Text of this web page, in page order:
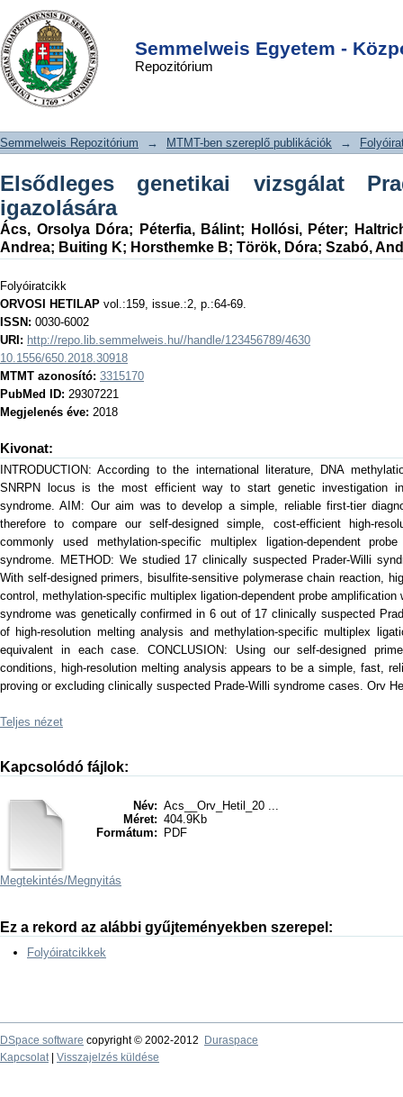
Semmelweis Egyetem -
Repozitórium
Elsődleges genetikai vizsgálat Prader–
Willi-szindróma igazolására
DSpace/Manakin Repository
Semmelweis Repozitórium → MTMT-ben szereplő publikációk →
Elsődleges genetikai vizsgálat
igazolására
Ács, Orsolya Dóra; Péterfia, Bálint; Hollósi, Péter;
Andrea; Buiting K; Horsthemke B; Török, Dóra; Szabó,
Folyóiratcikk
ORVOSI HETILAP vol.:159, issue.:2, p.:64-69.
ISSN: 0030-6002
URI: http://repo.lib.semmelweis.hu//handle/123456789/4630
10.1556/650.2018.30918
MTMT azonosító: 3315170
PubMed ID: 29307221
Megjelenés éve: 2018
Kivonat:
INTRODUCTION: According to the international literature, DNA
SNRPN locus is the most efficient way to start genetic investigation
syndrome. AIM: Our aim was to develop a simple, reliable first-tier
therefore to compare our self-designed simple, cost-efficient high-
commonly used methylation-specific multiplex ligation-dependent
syndrome. METHOD: We studied 17 clinically suspected Prader-Willi
With self-designed primers, bisulfite-sensitive polymerase chain reaction,
control, methylation-specific multiplex ligation-dependent probe amplification
syndrome was genetically confirmed in 6 out of 17 clinically suspected
of high-resolution melting analysis and methylation-specific multiplex
equivalent in each case. CONCLUSION: Using our self-designed
conditions, high-resolution melting analysis appears to be a simple, fast,
proving or excluding clinically suspected Prade-Willi syndrome cases. Orv
Teljes nézet
Kapcsolódó fájlok:
Név: Acs__Orv_Hetil_20 ...
Méret: 404.9Kb
Formátum:
PDF
Megtekintés/Megnyitás
Ez a rekord az alábbi gyűjteményekben szerepel:
Folyóiratcikkek
DSpace software copyright © 2002-2012
Duraspace
Kapcsolat| Visszajelzés küldése